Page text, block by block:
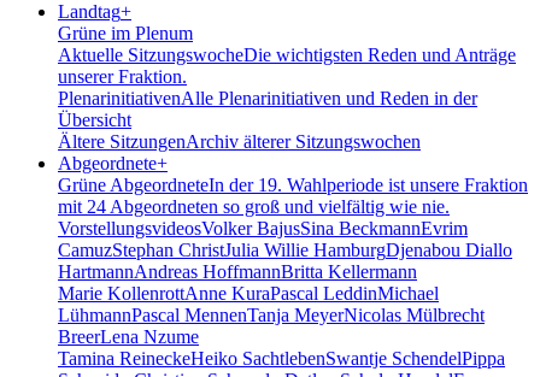
Landtag+
Grüne im Plenum
Aktuelle SitzungswocheDie wichtigsten Reden und Anträge
unserer Fraktion.
PlenarinitiativenAlle Plenarinitiativen und Reden in der
Übersicht
Ältere SitzungenArchiv älterer Sitzungswochen
Abgeordnete+
Grüne AbgeordneteIn der 19. Wahlperiode ist unsere Fraktion
mit 24 Abgeordneten so groß und vielfältig wie nie.
VorstellungsvideosVolker BajusSina BeckmannEvrim
CamuzStephan ChristJulia Willie HamburgDjenabou Diallo
HartmannAndreas HoffmannBritta Kellermann
Marie KollenrottAnne KuraPascal LeddinMichael
LühmannPascal MennenTanja MeyerNicolas Mülbrecht
BreerLena Nzume
Tamina ReineckeHeiko SachtlebenSwantje SchendelPippa